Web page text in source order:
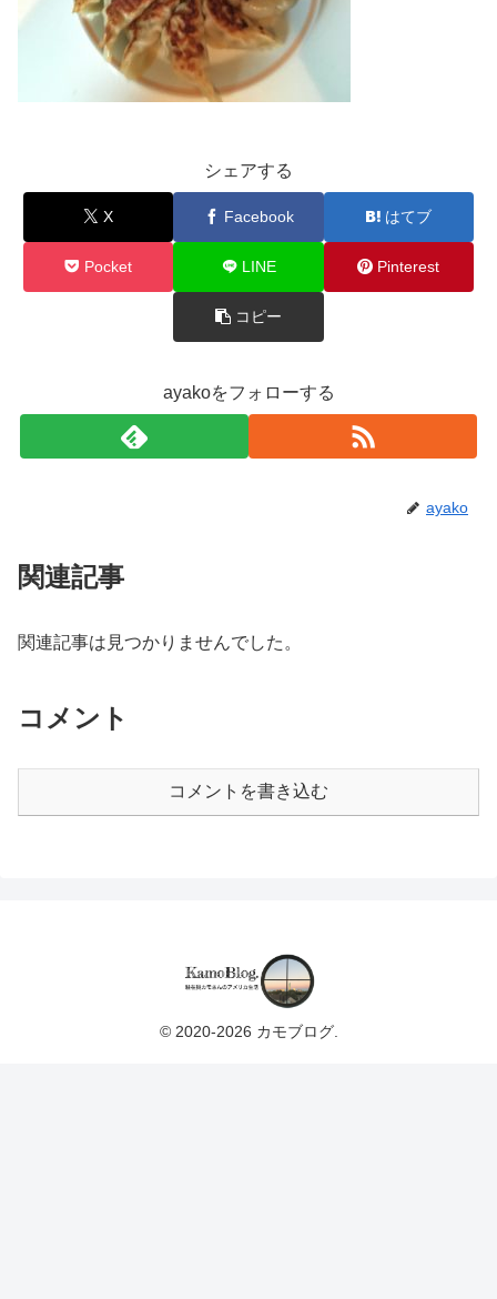
シェアする
X Facebook はてブ
Pocket LINE Pinterest
コピー
ayakoをフォローする
ayako
関連記事
関連記事は見つかりませんでした。
コメント
コメントを書き込む
© 2020-2026 カモブログ.